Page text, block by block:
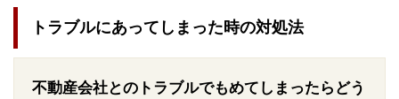
トラブルにあってしまった時の対処法
不動産会社とのトラブルでもめてしまったらどう